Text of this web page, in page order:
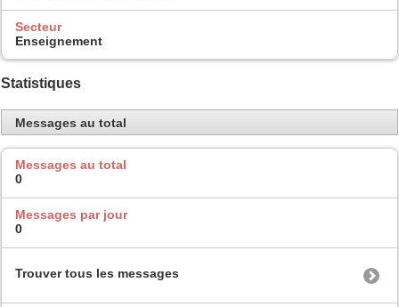
Secteur
Enseignement
Statistiques
Messages au total
Messages au total
0
Messages par jour
0
Trouver tous les messages